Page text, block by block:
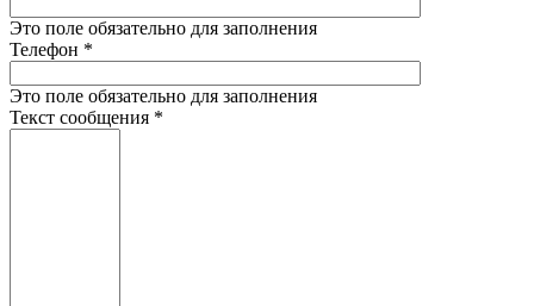
Это поле обязательно для заполнения
Телефон *
Это поле обязательно для заполнения
Текст сообщения *